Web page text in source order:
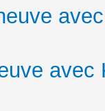
avec